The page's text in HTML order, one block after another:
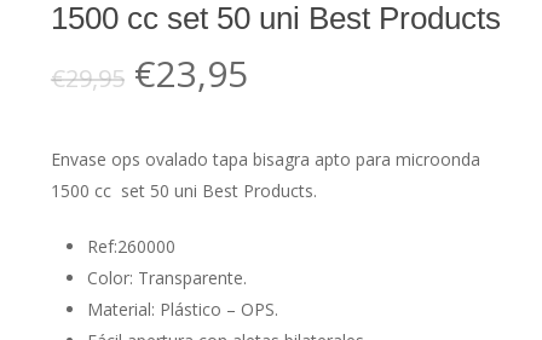
1500 cc set 50 uni Best Products
€29,95 El
precio
original
era:
€23,95El
actual
es:
Envase ops ovalado tapa bisagra apto para microonda
1500 cc set 50 uni Best Products.
Ref:260000
Color: Transparente.
Material: Plástico – OPS.